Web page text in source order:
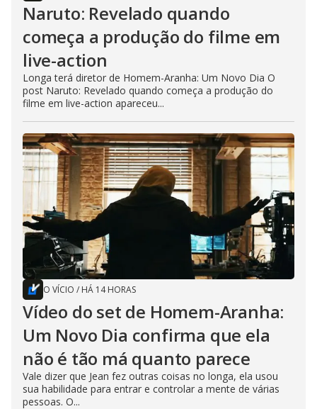
Naruto: Revelado quando
começa a produção do filme em
live-action
Longa terá diretor de Homem-Aranha: Um Novo Dia O
post Naruto: Revelado quando começa a produção do
filme em live-action apareceu...
O VÍCIO / HÁ 14 HORAS
Vídeo do set de Homem-Aranha:
Um Novo Dia confirma que ela
não é tão má quanto parece
Vale dizer que Jean fez outras coisas no longa, ela usou
sua habilidade para entrar e controlar a mente de várias
pessoas. O...